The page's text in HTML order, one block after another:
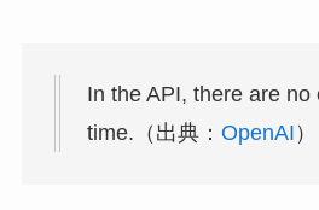
In the API, there are no
time.（出典： OpenAI ）